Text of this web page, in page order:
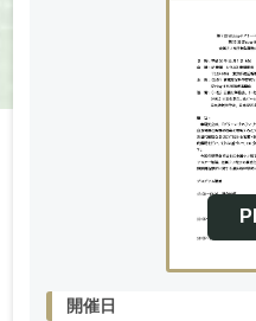
開催日